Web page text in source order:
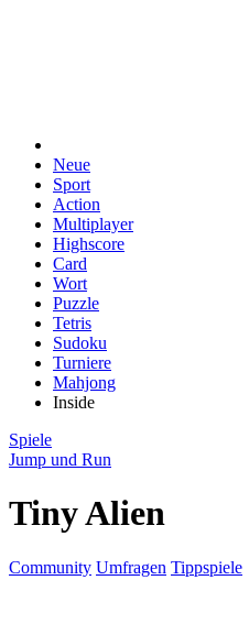
Neue
Sport
Action
Multiplayer
Highscore
Card
Wort
Puzzle
Tetris
Sudoku
Turniere
Mahjong
Inside
Spiele
Jump und Run
Tiny Alien
Community Umfragen Tippspiele